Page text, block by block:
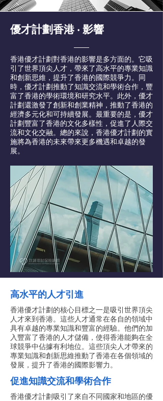
優才計劃香港 ‧ 影響
香港優才計劃對香港的影響是多方面的。它吸
引了世界頂尖人才，帶來了高水平的專業知識
和創新思維，提升了香港的國際競爭力。同
時，優才計劃推動了知識交流和學術合作，豐
富了香港的學術環境和研究水平。此外，優才
計劃還激發了創新和創業精神，推動了香港的
經濟多元化和可持續發展。最重要的是，優才
計劃豐富了香港的文化多樣性，促進了人際交
流和文化交融。總的來說，香港優才計劃的實
施將為香港的未來帶來更多機遇和卓越的發
展。
高水平的人才引進
香港優才計劃的核心目標之一是吸引世界頂尖
人才來到香港。這些人才通常在各自的領域中
具有卓越的專業知識和豐富的經驗。他們的加
入豐富了香港的人才儲備，使得香港能夠在全
球競爭中佔據有利地位。這些頂尖人才帶來的
專業知識和創新思維推動了香港在各個領域的
發展，提升了香港的國際影響力。
促進知識交流和學術合作
香港優才計劃吸引了來自不同國家和地區的優